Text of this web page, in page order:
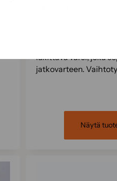
Muovirunko,
Vestan-tyynyllä.
lukittava varsi, joka
jatkovarteen.
Näytä